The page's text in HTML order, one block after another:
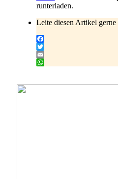
runterladen.
Leite diesen Artikel gerne
Facebook
Twitter
Email